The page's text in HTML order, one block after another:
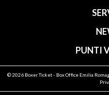
PUNTI
© 2026 Boxer Ticket- Box Office Emilia